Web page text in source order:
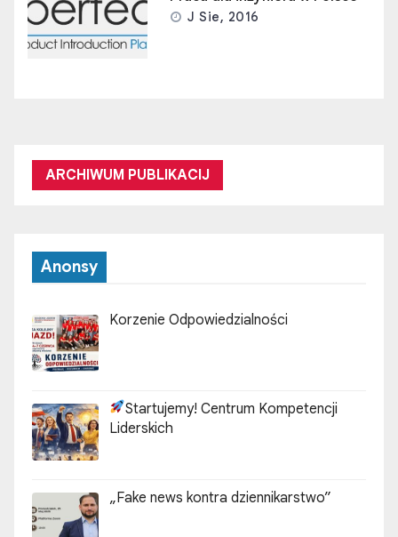
J Sie, 2016
ARCHIWUM PUBLIKACIJ
Anonsy
Korzenie Odpowiedzialności
Startujemy! Centrum Kompetencji
Liderskich
„Fake news kontra dziennikarstwo”